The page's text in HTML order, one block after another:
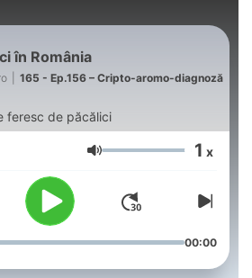
în România
165 - Ep.156 – Cripto-aromo-diagnoză
feresc de păcălici
Volum 1 x
00:00